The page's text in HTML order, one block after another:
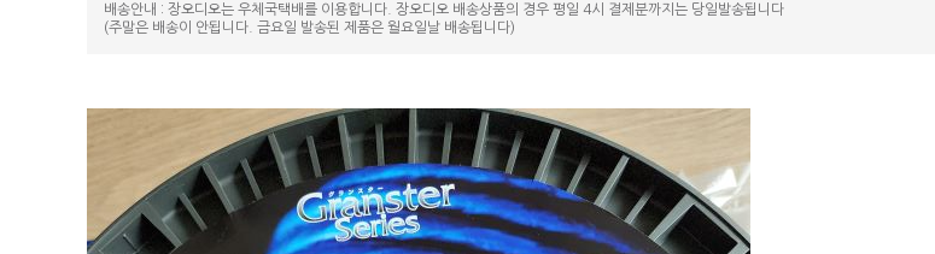
배송안내 : 장오디오는 우체국택배를 이용합니다. 장오디오 배송상품의 경우 평일 4시 결제분까지는 당일발송됩니다
(주말은 배송이 안됩니다. 금요일 발송된 제품은 월요일날 배송됩니다)